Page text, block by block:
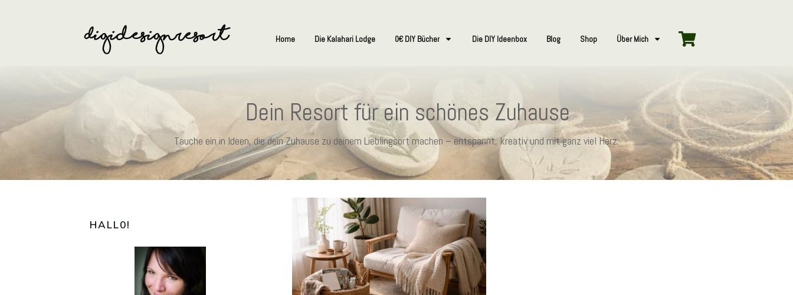
Home Die Kalahari Lodge 0€ DIY Bücher Die DIY Ideenbox Blog Shop Über Mich
Dein Resort für ein schönes Zuhause
Tauche ein in Ideen, die dein Zuhause zu deinem Lieblingsort machen – entspannt, kreativ und mit ganz viel Herz.
HALL0!